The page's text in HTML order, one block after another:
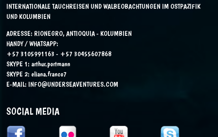
INTERNATIONALE TAUCHREISEN UND WALBEOBACHTUNGEN IM OSTPAZIFIK
UND KOLUMBIEN
ADRESSE: RIONEGRO, ANTIOQUIA - KOLUMBIEN
HANDY / WHATSAPP:
+57 3105991163 - +57 30455607868
SKYPE 1: arthur.portmann
SKYPE 2: eliana.franco7
E-MAIL: INFO@UNDERSEAVENTURES.COM
SOCIAL MEDIA